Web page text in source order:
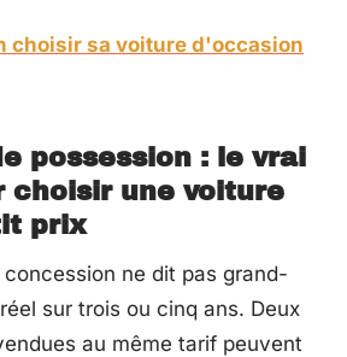
choisir sa voiture d'occasion
possession : le vrai
choisir une voiture
prix
ne dit pas grand-
sur trois ou cinq ans. Deux
au même tarif peuvent